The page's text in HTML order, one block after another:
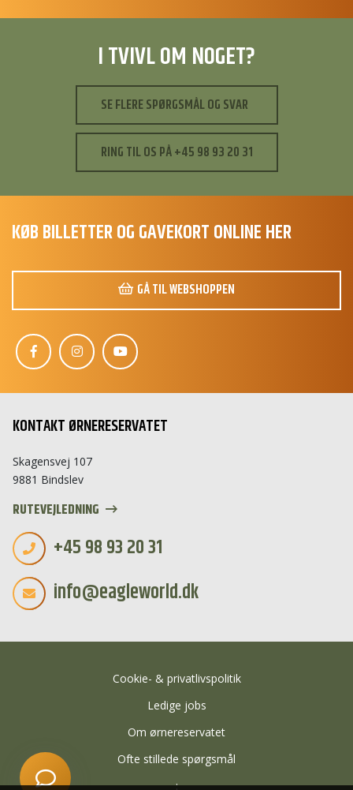
I TVIVL OM NOGET?
SE FLERE SPØRGSMÅL OG SVAR
RING TIL OS PÅ +45 98 93 20 31
KØB BILLETTER OG GAVEKORT ONLINE HER
GÅ TIL WEBSHOPPEN
KONTAKT ØRNERESERVATET
Skagensvej 107
9881 Bindslev
RUTEVEJLEDNING
+45 98 93 20 31
info@eagleworld.dk
Cookie- & privatlivspolitik
Ledige jobs
Om ørnereservatet
Ofte stillede spørgsmål
:
Hvordan kan vi hjælpe?
Start en ny samtale
Har du et spørgsmål? Start en ny samtale
Billetkøb
Særlige åbningstider